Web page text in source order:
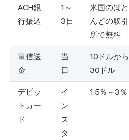
ACH銀
行振込
1～
3日
米国のほと
んどの取引
所で無料
電信送
金
当
日
10ドルから
30ドル
デビッ
トカー
ド
イ
ン
ス
タ
1.5％～3％